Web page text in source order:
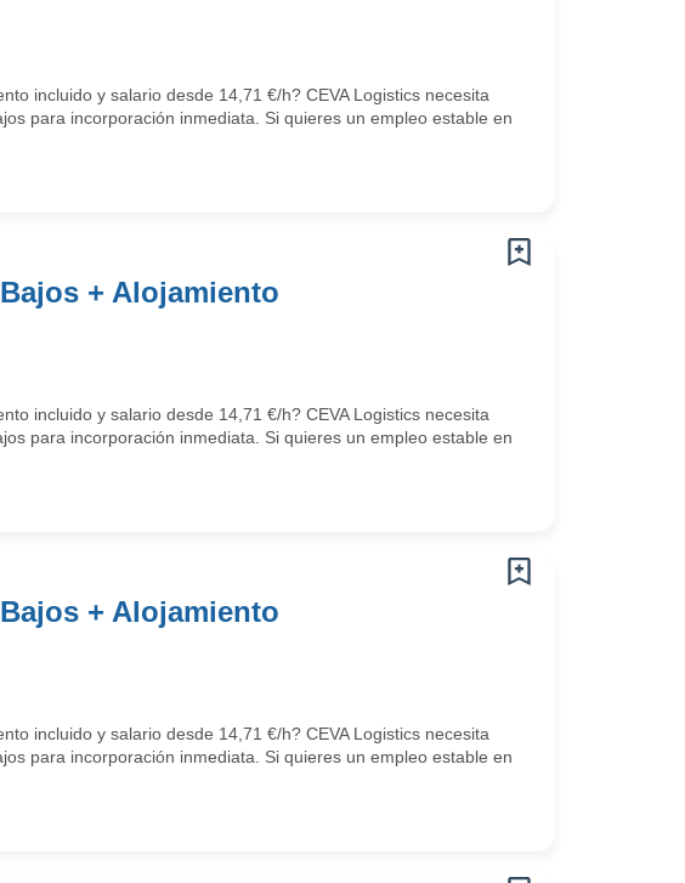
incluido y salario desde 14,71 €/h? CEVA Logistics necesita
para incorporación inmediata. Si quieres un empleo estable en
+ Alojamiento
incluido y salario desde 14,71 €/h? CEVA Logistics necesita
para incorporación inmediata. Si quieres un empleo estable en
+ Alojamiento
incluido y salario desde 14,71 €/h? CEVA Logistics necesita
para incorporación inmediata. Si quieres un empleo estable en